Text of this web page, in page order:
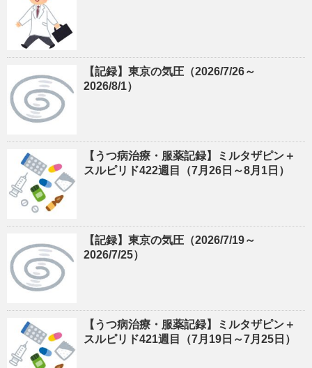
【記録】東京の気圧（2026/7/26～
2026/8/1）
【うつ病治療・服薬記録】ミルタザピン＋
スルピリド422週目（7月26日～8月1日）
【記録】東京の気圧（2026/7/19～
2026/7/25）
【うつ病治療・服薬記録】ミルタザピン＋
スルピリド421週目（7月19日～7月25日）